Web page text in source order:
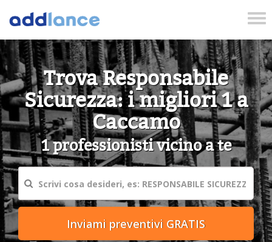
Trova Responsabile
Sicurezza: i migliori 1 a
Caccamo
1 professionisti vicino a te